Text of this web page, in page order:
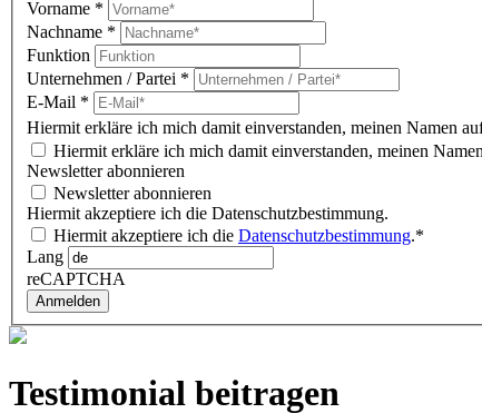
Vorname *
Nachname *
Funktion
Unternehmen / Partei *
E-Mail *
Hiermit erkläre ich mich damit einverstanden, meinen Namen
Hiermit erkläre ich mich damit einverstanden, meinen
Newsletter abonnieren
Newsletter abonnieren
Hiermit akzeptiere ich die Datenschutzbestimmung.
Hiermit akzeptiere ich die Datenschutzbestimmung.*
Lang
reCAPTCHA
Anmelden
Testimonial beitragen